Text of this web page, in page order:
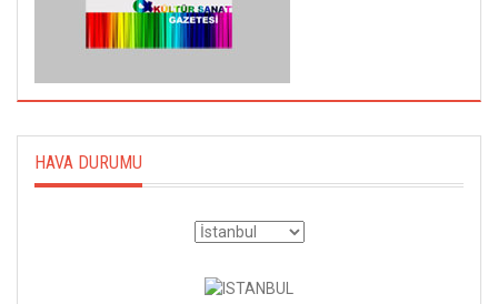
HAVA DURUMU